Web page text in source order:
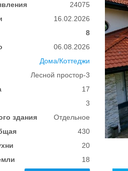
24075
16.02.2026
8
06.08.2026
Дома/Коттеджи
Лесной простор-3
17
3
здания
Отдельное
430
20
18